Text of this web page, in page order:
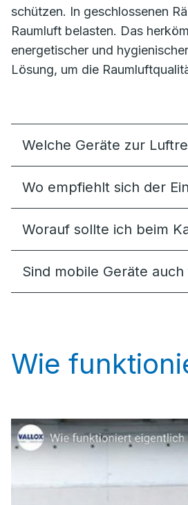
schützen. In geschlossenen
Raumluft belasten. Das
energetischer und
Lösung, um die
Welche Geräte zur
Wo empfiehlt sich der
Worauf sollte ich beim
Sind mobile Geräte
Wie